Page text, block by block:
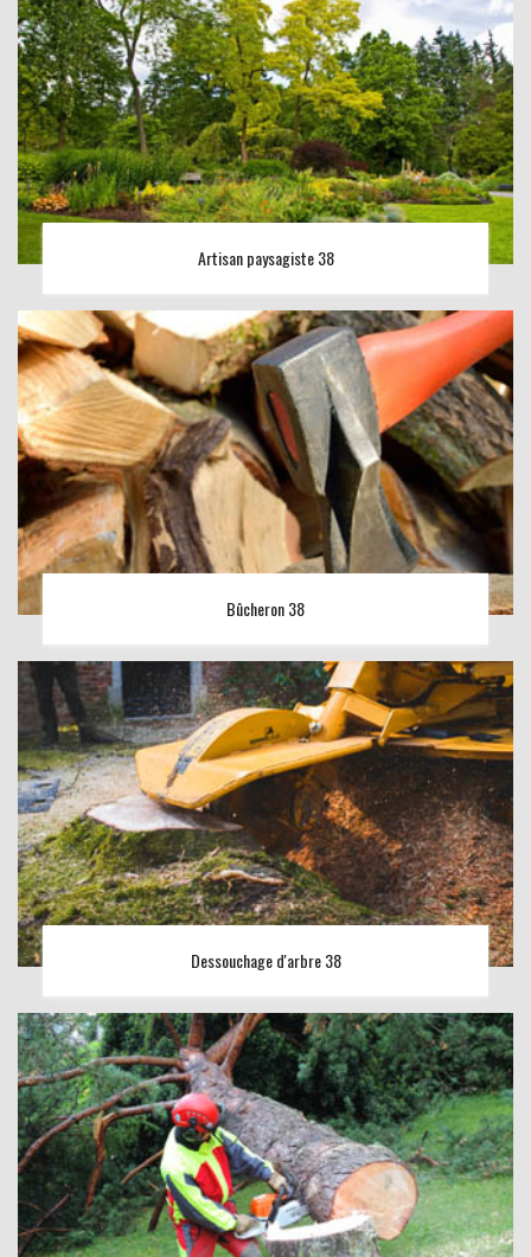
Artisan paysagiste 38
Bûcheron 38
Dessouchage d'arbre 38